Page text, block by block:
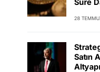
28
Satın